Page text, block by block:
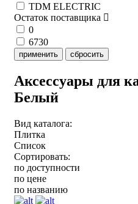
TDM ELECTRIC
Остаток поставщика
0
6730
применить сбросить
Аксессуары для
Белый
Вид каталога:
Плитка
Список
Сортировать:
по доступности
по цене
по названию